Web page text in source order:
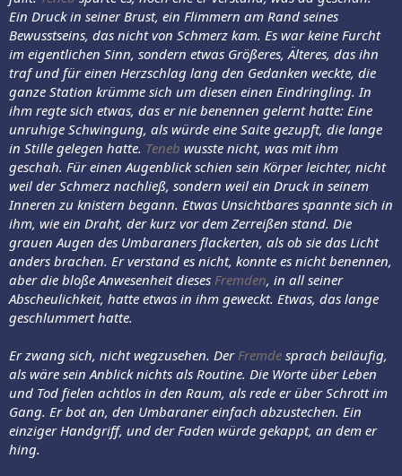
Ein Druck in seiner Brust, ein Flimmern am Rand seines
Bewusstseins, das nicht von Schmerz kam. Es war keine Furcht
im eigentlichen Sinn, sondern etwas Größeres, Älteres, das ihn
traf und für einen Herzschlag lang den Gedanken weckte, die
ganze Station krümme sich um diesen einen Eindringling. In
ihm regte sich etwas, das er nie benennen gelernt hatte: Eine
unruhige Schwingung, als würde eine Saite gezupft, die lange
in Stille gelegen hatte. Teneb wusste nicht, was mit ihm
geschah. Für einen Augenblick schien sein Körper leichter, nicht
weil der Schmerz nachließ, sondern weil ein Druck in seinem
Inneren zu knistern begann. Etwas Unsichtbares spannte sich in
ihm, wie ein Draht, der kurz vor dem Zerreißen stand. Die
grauen Augen des Umbaraners flackerten, als ob sie das Licht
anders brachen. Er verstand es nicht, konnte es nicht benennen,
aber die bloße Anwesenheit dieses Fremden, in all seiner
Abscheulichkeit, hatte etwas in ihm geweckt. Etwas, das lange
geschlummert hatte.
Er zwang sich, nicht wegzusehen. Der Fremde sprach beiläufig,
als wäre sein Anblick nichts als Routine. Die Worte über Leben
und Tod fielen achtlos in den Raum, als rede er über Schrott im
Gang. Er bot an, den Umbaraner einfach abzustechen. Ein
einziger Handgriff, und der Faden würde gekappt, an dem er
hing.